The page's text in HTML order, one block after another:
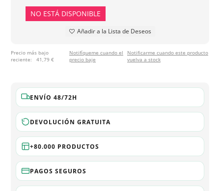
NO ESTÁ DISPONIBLE
Añadir a la Lista de Deseos
Precio más bajo
reciente:
41,79 €
Notifíqueme cuando el
precio baje
Notificarme cuando este producto
vuelva a stock
ENVÍO 48/72H
DEVOLUCIÓN GRATUITA
+80.000 PRODUCTOS
PAGOS SEGUROS